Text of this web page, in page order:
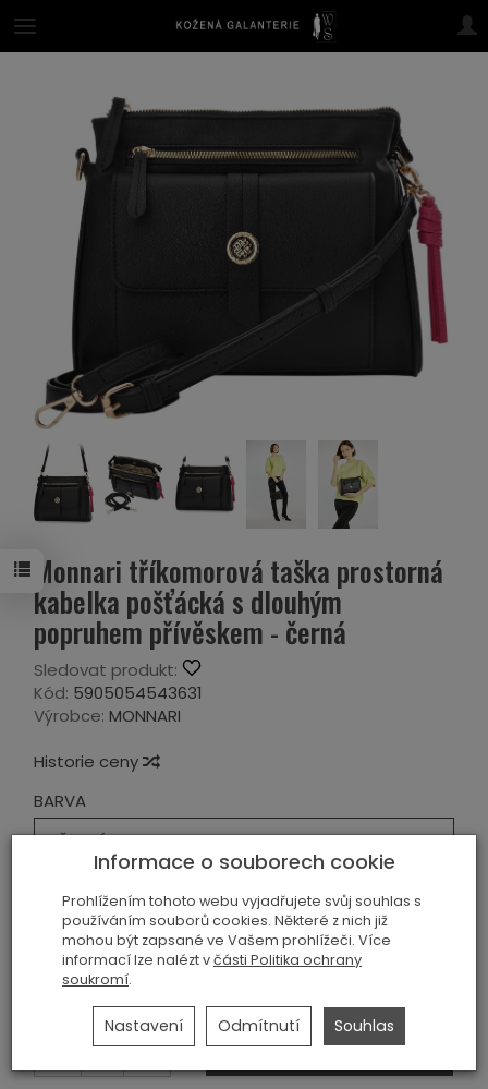
Monnari tříkomorová taška prostorná
kabelka pošťácká s dlouhým
popruhem přívěskem - černá
Sledovat produkt:
Kód: 5905054543631
Výrobce: MONNARI
Historie ceny
BARVA
ČERNÝ
MATERIÁL
EKOLOGICKÁ KŮŽE
ks přidat do košíka
Informace o souborech cookie
Prohlížením tohoto webu vyjadřujete svůj souhlas s
používáním souborů cookies. Některé z nich již
mohou být zapsané ve Vašem prohlížeči. Více
informací lze nalézt včásti Politika ochrany
soukromí.
Nastavení Odmítnutí Souhlas